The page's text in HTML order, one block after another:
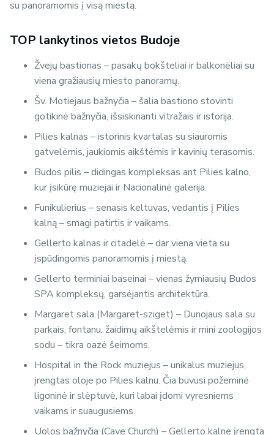
su panoramomis į visą miestą.
TOP lankytinos vietos Budoje
Žvejų bastionas – pasakų bokšteliai ir balkonėliai su
viena gražiausių miesto panoramų.
Šv. Motiejaus bažnyčia – šalia bastiono stovinti
gotikinė bažnyčia, išsiskirianti vitražais ir istorija.
Pilies kalnas – istorinis kvartalas su siauromis
gatvelėmis, jaukiomis aikštėmis ir kavinių terasomis.
Budos pilis – didingas kompleksas ant Pilies kalno,
kur įsikūrę muziejai ir Nacionalinė galerija.
Funikulierius – senasis keltuvas, vedantis į Pilies
kalną – smagi patirtis ir vaikams.
Gellerto kalnas ir citadelė – dar viena vieta su
įspūdingomis panoramomis į miestą.
Gellerto terminiai baseinai – vienas žymiausių Budos
SPA kompleksų, garsėjantis architektūra.
Margaret sala (Margaret-sziget) – Dunojaus sala su
parkais, fontanu, žaidimų aikštelėmis ir mini zoologijos
sodu – tikra oazė šeimoms.
Hospital in the Rock muziejus – unikalus muziejus,
įrengtas oloje po Pilies kalnu. Čia buvusi požeminė
ligoninė ir slėptuvė, kuri labai įdomi vyresniems
vaikams ir suaugusiems.
Uolos bažnyčia (Cave Church) – Gellerto kalne įrengta